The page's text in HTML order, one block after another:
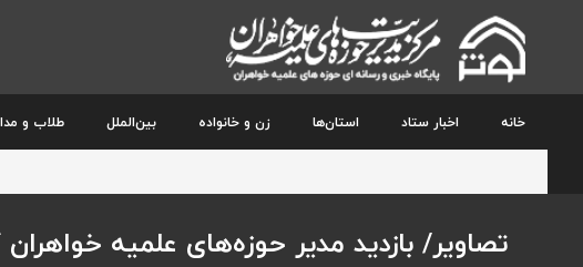
خانه اخبار ستاد استان‌ها زن و خانواده بین‌الملل طلاب و
تصاویر/ بازدید مدیر حوزه‌های علمیه